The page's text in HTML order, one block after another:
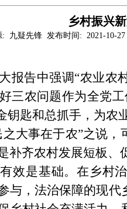
乡村振兴
: 九疑先锋 发布时间: 2021-10-27
报告中强调“农业农
三农问题作为全党
钥匙和总抓手，为农
之大事在于农”之说
补齐农村发展短板、
效是基础。在乡村
与，法治保障的现代